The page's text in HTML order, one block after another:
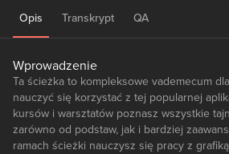
Opis Transkrypt QA
Wprowadzenie
Ta ścieżka to kompleksowe vademecum
nauczyć się korzystać z tej popularnej
kursów i warsztatów poznasz wszystkie
zarówno od podstaw, jak i bardziej
ramach ścieżki nauczysz się pracy z